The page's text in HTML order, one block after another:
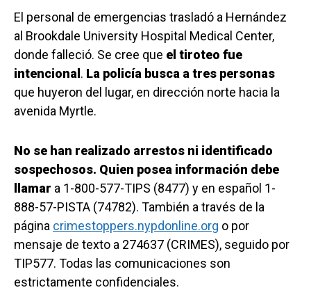
El personal de emergencias trasladó a Hernández
al Brookdale University Hospital Medical Center,
donde falleció. Se cree que el tiroteo fue
intencional . La policía busca a tres personas
que huyeron del lugar, en dirección norte hacia la
avenida Myrtle.
No se han realizado arrestos ni identificado
sospechosos. Quien posea información debe
llamar a 1-800-577-TIPS (8477) y en español 1-
888-57-PISTA (74782). También a través de la
página crimestoppers.nypdonline.org o por
mensaje de texto a 274637 (CRIMES), seguido por
TIP577. Todas las comunicaciones son
estrictamente confidenciales.